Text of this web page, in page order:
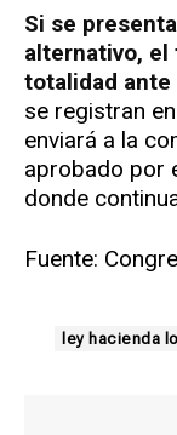
Si se
alternativo, el
totalidad ante
se registran
enviará a la
aprobado por
donde
Fuente:
ley hacienda